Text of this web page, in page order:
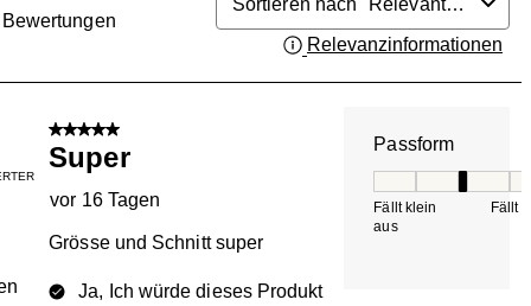
Bewertungen
Relevanzinformationen
5 von 5 Sternen.
Super
vor 16 Tagen
Grösse und Schnitt super
Ja, Ich würde dieses Produkt
Passform
Fällt klein
aus
Fällt